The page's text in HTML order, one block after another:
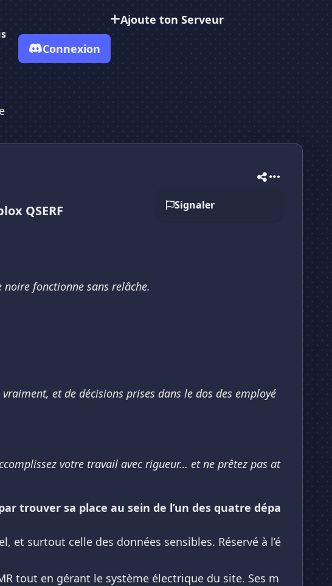
Ajoute ton Serveur
Connexion
Signaler
QSERF
fonctionne sans relâche.
et de décisions prises dans le dos des employé
votre travail avec rigueur… et ne prêtez pas at
trouver sa place au sein de l’un des quatre dépa
et surtout celle des données sensibles. Réservé à l’é
tout en gérant le système électrique du site. Ses m